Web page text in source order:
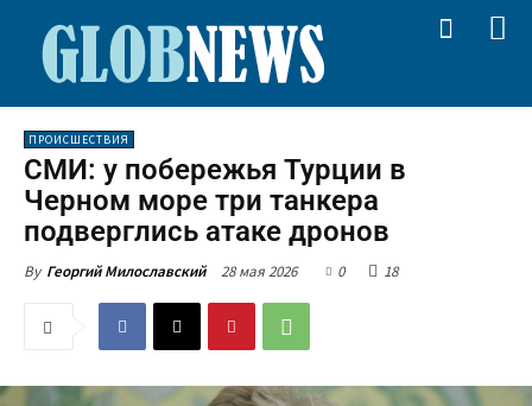
ПРОИСШЕСТВИЯ
СМИ: у побережья Турции в
Черном море три танкера
подверглись атаке дронов
By Георгий Милославский 28 мая 2026 0 18